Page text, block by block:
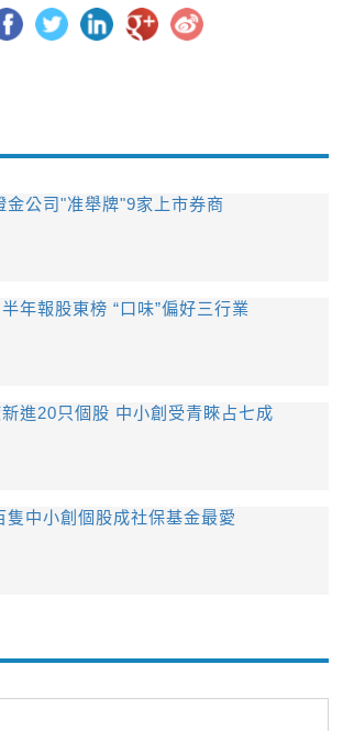
金公司"准舉牌"9家上市券商
年報股東榜 “口味”偏好三行業
進20只個股 中小創受青睞占七成
隻中小創個股成社保基金最愛